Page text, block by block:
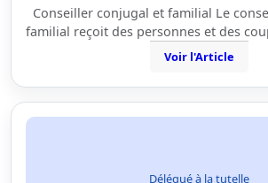
Conseiller conjugal et familial Le
familial reçoit des personnes et des
Voir l'Article
Délégué à la tutelle